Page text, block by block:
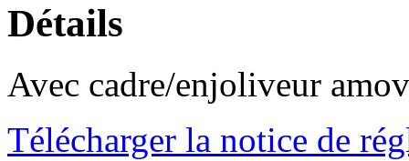
Détails
Avec cadre/enjoliveur
Télécharger la notice de